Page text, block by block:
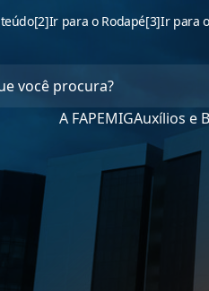
[2]Ir para o Rodapé[3]Ir para
A FAPEMIGAuxílios e